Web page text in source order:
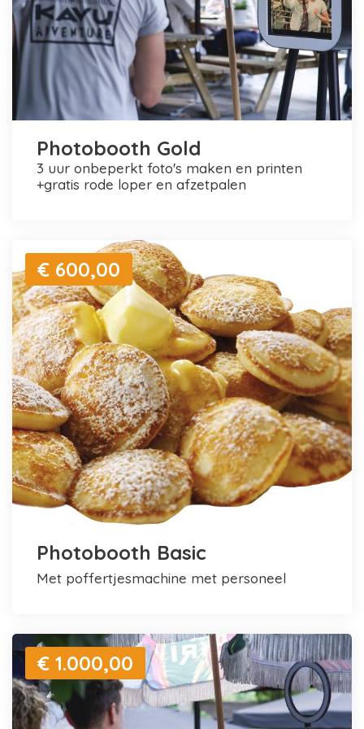
Photobooth Gold
3 uur onbeperkt foto's maken en printen
+gratis rode loper en afzetpalen
€ 600,00
Photobooth Basic
met poffertjesmachine met personeel
€ 1.000,00